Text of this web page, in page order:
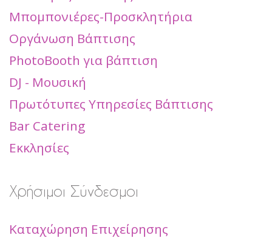
Μπομπονιέρες-Προσκλητήρια
Οργάνωση Βάπτισης
PhotoBooth για βάπτιση
DJ - Μουσική
Πρωτότυπες Υπηρεσίες Βάπτισης
Bar Catering
Εκκλησίες
Χρήσιμοι Σύνδεσμοι
Καταχώρηση Επιχείρησης